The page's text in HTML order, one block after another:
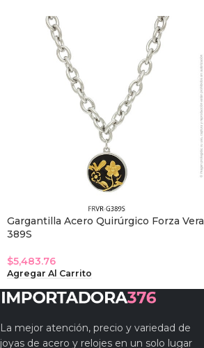
Gargantilla Acero Quirúrgico Forza Vera
389S
$5,483.76
Agregar Al Carrito
La mejor atención, precio y variedad de
joyas de acero y relojes en un solo lugar